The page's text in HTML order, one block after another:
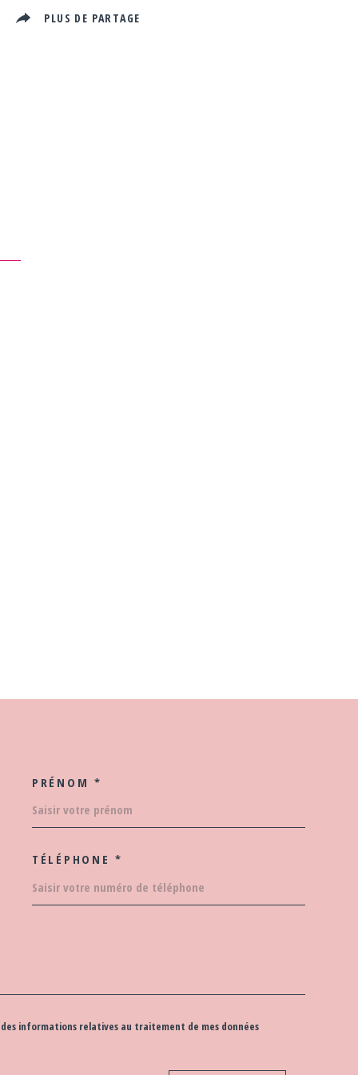
PLUS DE PARTAGE
PRÉNOM *
TÉLÉPHONE *
informations relatives au traitement de mes données